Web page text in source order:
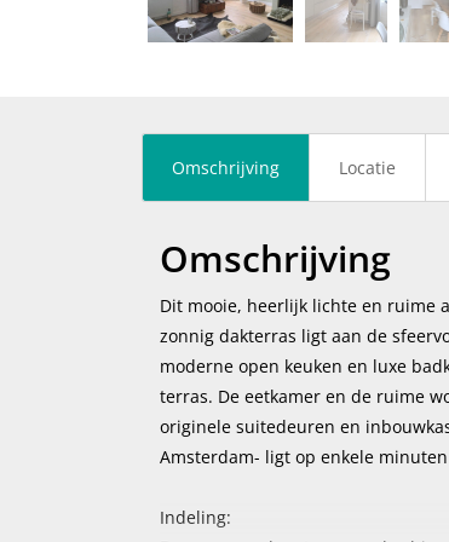
Omschrijving Locatie
Omschrijving
Dit mooie, heerlijk lichte en ruime
zonnig dakterras ligt aan de
moderne open keuken en luxe
terras. De eetkamer en de ruime
originele suitedeuren en
Amsterdam- ligt op enkele
Indeling: